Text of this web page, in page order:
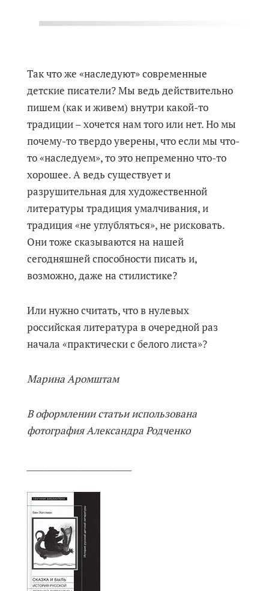
Так что же «наследуют» современные
детские писатели? Мы ведь действительно
пишем (как и живем) внутри какой-то
традиции – хочется нам того или нет. Но мы
почему-то твердо уверены, что если мы что-
то «наследуем», то это непременно что-то
хорошее. А ведь существует и
разрушительная для художественной
литературы традиция умалчивания, и
традиция «не углубляться», не рисковать.
Они тоже сказываются на нашей
сегодняшней способности писать и,
возможно, даже на стилистике?
Или нужно считать, что в нулевых
российская литература в очередной раз
начала «практически с белого листа»?
Марина Аромштам
В оформлении статьи использована
фотография Александра Родченко